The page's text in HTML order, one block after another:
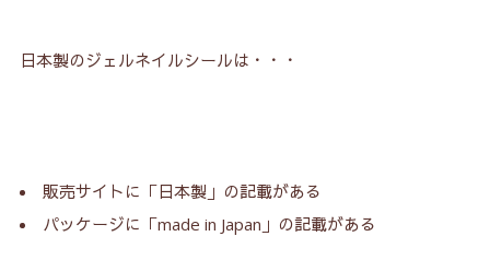
3. デザインは日本、生産は海外というパターンに注
日本製のジェルネイルシールは・・・
販売サイトに「日本製」の記載がある
パッケージに「made in Japan」の記載がある